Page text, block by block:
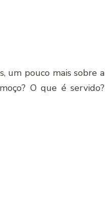
um pouco mais sobre a
O que é servido?